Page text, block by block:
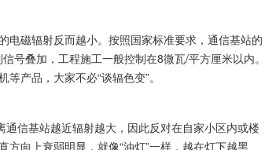
电磁辐射反而越小。按照国家标准要求，通信基站的
号叠加，工程施工一般控制在8微瓦/平方厘米以内。
产品，大家不必“谈辐色变”。
信基站越近辐射越大，因此反对在自家小区内或楼
向上衰弱明显，就像“油灯”一样，越在灯下越黑